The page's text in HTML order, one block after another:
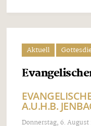
Aktuell
A.U.H.B.
Donnerstag, 6. August